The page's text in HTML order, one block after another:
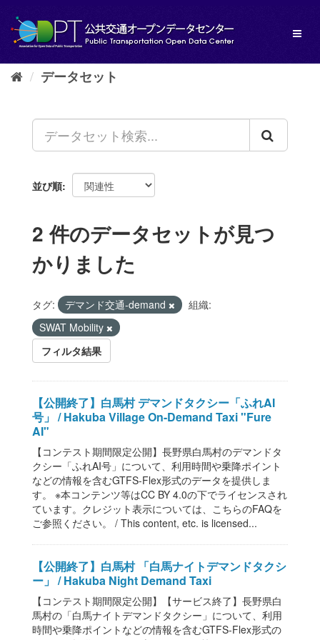
し
データセット
並び順
2 件のデータセットが見つ
かりました
タグ: デマンド交通-demand
組織:
SWAT Mobility
フィルタ結果
【公開終了】白馬村 デマンドタクシー「ふれAI
号」 / Hakuba Village On-Demand Taxi "Fure
AI"
【コンテスト期間限定公開】長野県白馬村のデマンドタ
クシー「ふれAI号」について、利用時間や乗降ポイント
などの情報を含むGTFS-Flex形式のデータを提供しま
す。 ※本コンテンツ等はCC BY 4.0の下でライセンスされ
ています。クレジット表示については、こちらのFAQを
ご参照ください。 / This content, etc. is licensed...
【公開終了】白馬村 「白馬ナイトデマンドタクシ
ー」 / Hakuba Night Demand Taxi
【コンテスト期間限定公開】【サービス終了】長野県白
馬村の「白馬ナイトデマンドタクシー」について、利用
時間や乗降ポイントなどの情報を含むGTFS-Flex形式の